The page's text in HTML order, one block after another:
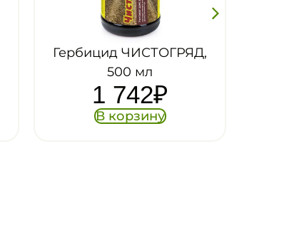
Гербицид ХАКЕР 300,
флакон 90 мл, Август
1 057₽
В корзину